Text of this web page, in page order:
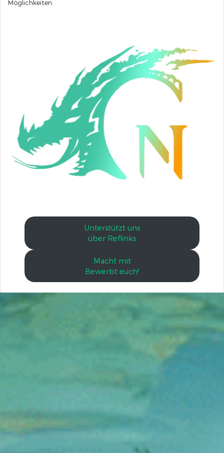
Möglichkeiten.
Unterstützt uns
über Reflinks
Macht mit
Bewerbt euch!